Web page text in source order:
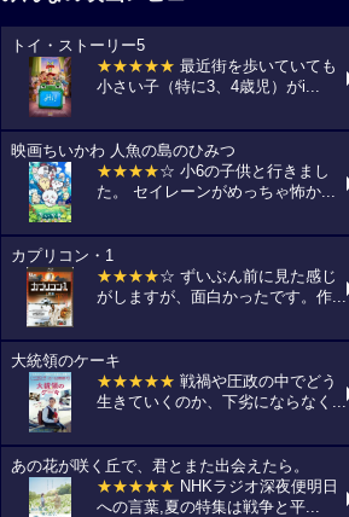
トイ・ストーリー5
★★★★★ 最近街を歩いていても
小さい子（特に3、4歳児）がi...
映画ちいかわ 人魚の島のひみつ
★★★★☆ 小6の子供と行きまし
た。 セイレーンがめっちゃ怖か...
カプリコン・1
★★★★☆ ずいぶん前に見た感じ
がしますが、面白かったです。作...
大統領のケーキ
★★★★★ 戦禍や圧政の中でどう
生きていくのか、下劣にならなく...
あの花が咲く丘で、君とまた出会えたら。
★★★★★ NHKラジオ深夜便明日
への言葉,夏の特集は戦争と平...